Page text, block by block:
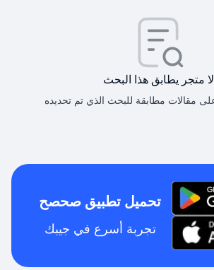
لا متجر يطابق هذا البحث
تحميل تطبيق صحصح
تجربة أسرع في جيبك